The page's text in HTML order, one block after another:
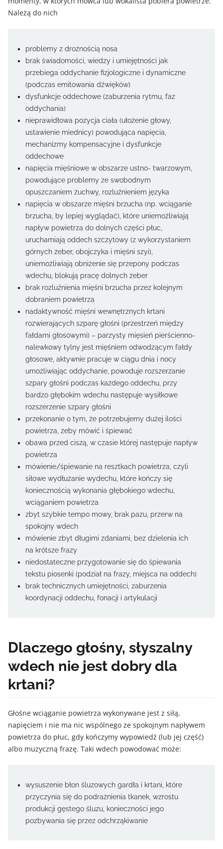
Należą do nich
problemy z drożnością nosa
brak świadomości, wiedzy i umiejętności jak
przebiega oddychanie fizjologiczne i dynamiczne
(podczas emitowania dźwięków)
dysfunkcje oddechowe (zaburzenia rytmu, faz
oddychania)
nieprawidłowa pozycja ciała (ułożenie głowy,
ustawienie miednicy) powodująca napięcia,
mechanizmy kompensacyjne i dysfunkcje
oddechowe
napięcia mięśniowe w obszarze ustno- twarzowym,
powodujące problemy ze swobodnym
opuszczaniem żuchwy, rozluźnieniem języka
napięcia w obszarze mięśni brzucha (np. wciąganie
brzucha, by lepiej wyglądać), które uniemożliwiają
napływ powietrza do dolnych części płuc,
uruchamiają oddech szczytowy (z wykorzystaniem
górnych żeber, obojczyka i mięśni szyi),
uniemożliwiają obniżenie się przepony podczas
wdechu, blokują pracę dolnych żeber
brak rozluźnienia mięśni brzucha przez kolejnym
dobraniem powietrza
nadaktywność mięśni wewnętrznych krtani
rozwierających szparę głośni (przestrzeń między
fałdami głosowymi) – parzysty mięsień pierścienno-
nalewkowy tylny jest mięśniem odwodzącym fałdy
głosowe, aktywnie pracuje w ciągu dnia i nocy
umożliwiając oddychanie, powoduje rozszerzanie
szpary głośni podczas każdego oddechu, przy
bardzo głębokim wdechu następuje wysiłkowe
rozszerzenie szpary głośni
przekonanie o tym, że potrzebujemy dużej ilości
powietrza, żeby mówić i śpiewać
obawa przed ciszą, w czasie której następuje napływ
powietrza
mówienie/śpiewanie na resztkach powietrza, czyli
siłowe wydłużanie wydechu, które kończy się
koniecznością wykonania głębokiego wdechu,
wciąganiem powietrza
zbyt szybkie tempo mowy, brak pazu, przerw na
spokojny wdech
mówienie zbyt długimi zdaniami, bez dzielenia ich
na krótsze frazy
niedostateczne przygotowanie się do śpiewania
tekstu piosenki (podział na frazy, miejsca na oddech)
brak technicznych umiejętności, zaburzenia
koordynacji oddechu, fonacji i artykulacji
Dlaczego głośny, słyszalny
wdech nie jest dobry dla
krtani?
Głośne wciąganie powietrza wykonywane jest z siłą,
napięciem i nie ma nic wspólnego ze spokojnym napływem
powietrza do płuc, gdy kończymy wypowiedź (lub jej część)
albo muzyczną frazę. Taki wdech powodować może:
wysuszenie błon śluzowych gardła i krtani, które
przyczynia się do podrażnienia tkanek, wzrostu
produkcji gęstego śluzu, konieczności jego
pozbywania się przez odchrząkiwanie